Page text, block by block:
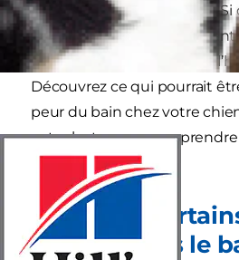
détestent-ils tant le bain ? Si
cause de l’eau, pourquoi
tremblent et gémissent à
Découvrez ce qui pourrait
peur du bain chez votre
votre lecture pour apprendre
qui déteste le bain.
Pourquoi
détestent-ils le